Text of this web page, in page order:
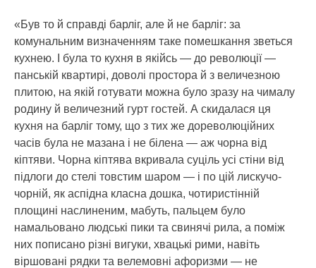
«Був то й справді барліг, але й не барліг: за
комунальним визначенням таке помешкання зветься
кухнею. І була то кухня в якійсь — до революції —
панській квартирі, доволі простора й з величезною
плитою, на якій готувати можна було зразу на чималу
родину й величезний гурт гостей. А скидалася ця
кухня на барліг тому, що з тих же дореволюційних
часів була не мазана і не білена — аж чорна від
кіптяви. Чорна кіптява вкривала суціль усі стіни від
підлоги до стелі товстим шаром — і по цій лискучо-
чорній, як аспідна класна дошка, чотиристінній
площині наслиненим, мабуть, пальцем було
намальовано людські пики та свинячі рила, а поміж
них пописано різні вигуки, хвацькі рими, навіть
віршовані рядки та велемовні афоризми — не